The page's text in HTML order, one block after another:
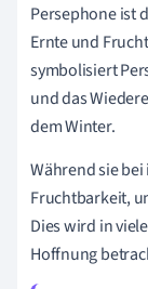
Persephone ist
Ernte und
symbolisiert
und das
dem Winter.
Während sie
Fruchtbarkeit,
Dies wird in
Hoffnung